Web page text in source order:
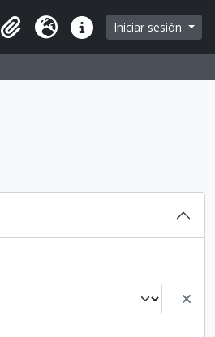
Portapapeles
Idioma Enlaces rápidos
Iniciar sesión